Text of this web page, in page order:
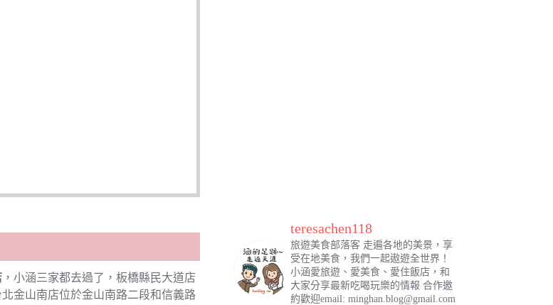
，小涵三家都去過了，板橋縣民大道店
金山南店位於金山南路二段和信義路
teresachen118
旅遊美食部落客走遍各地的美景，享
受在地美食，我們一起遨遊全世界！
小涵愛旅遊、愛美食、愛住飯店，和
大家分享最新吃喝玩樂的情報 合作邀
約歡迎email: minghan.blog@gmail.com